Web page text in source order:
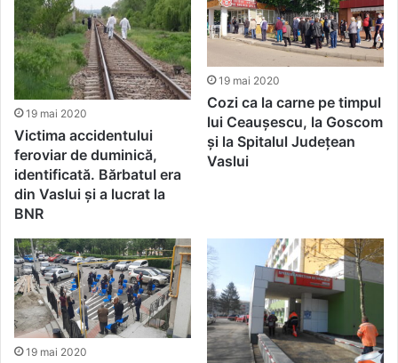
19 mai 2020
Victima accidentului
feroviar de duminică,
identificată. Bărbatul era
din Vaslui și a lucrat la
BNR
19 mai 2020
Cozi ca la carne pe timpul
lui Ceaușescu, la Goscom
și la Spitalul Județean
Vaslui
19 mai 2020